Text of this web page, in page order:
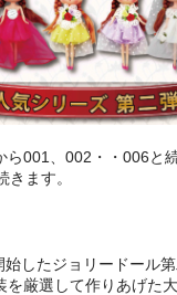
ら001、002・・006と
ます。
したジョリードール第
を厳選して作りあげた